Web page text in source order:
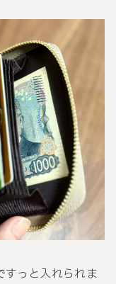
すっと入れられま